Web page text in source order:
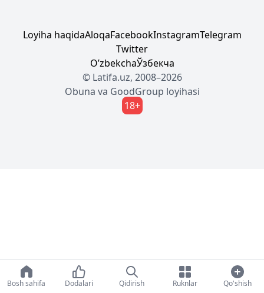
Loyiha haqidaAloqaFacebookInstagramTelegram
Twitter
OʼzbekchaЎзбекча
© Latifa.uz, 2008–2026
Obuna va GoodGroup loyihasi
18+
Bosh sahifa Dodalari Qidirish Ruknlar Qo'shish